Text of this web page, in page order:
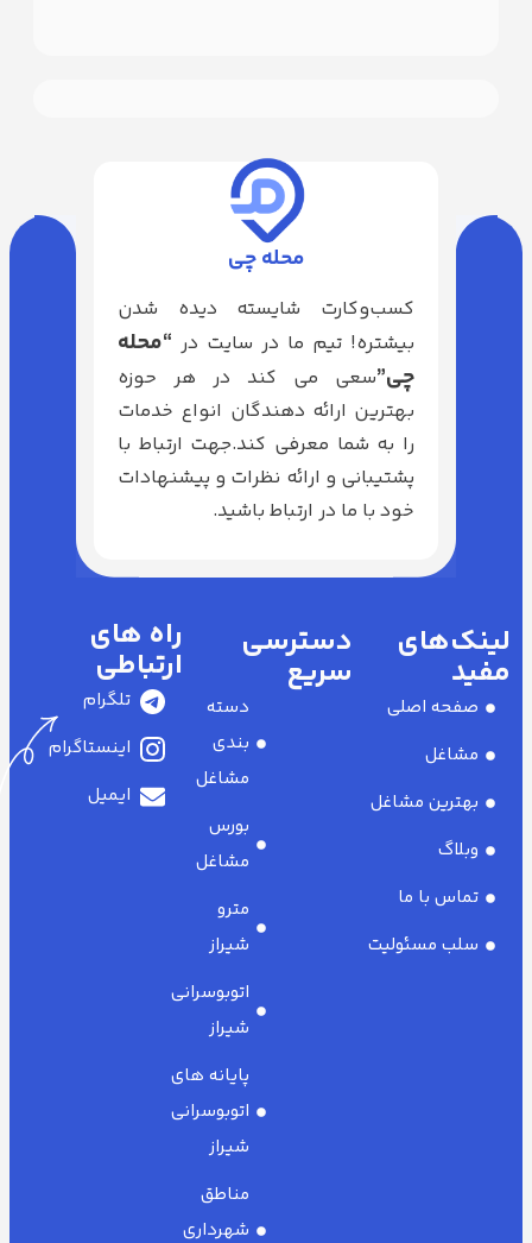
محله چی
کسب‌وکارت شایسته دیده شدن
بیشتره! تیم ما در سایت در“محله
چی”سعی می کند در هر حوزه
بهترین ارائه دهندگان انواع خدمات
را به شما معرفی کند.جهت ارتباط با
پشتیبانی و ارائه نظرات و پیشنهادات
خود با ما در ارتباط باشید.
لینک‌های
مفید
صفحه اصلی
مشاغل
بهترین مشاغل
وبلاگ
تماس با ما
سلب مسئولیت
دسترسی
سریع
دسته
بندی
مشاغل
بورس
مشاغل
مترو
شیراز
اتوبوسرانی
شیراز
پایانه های
اتوبوسرانی
شیراز
مناطق
شهرداری
راه های
ارتباطی
تلگرام
اینستاگرام
ایمیل